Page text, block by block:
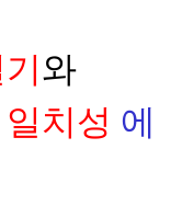
와
일치성 에